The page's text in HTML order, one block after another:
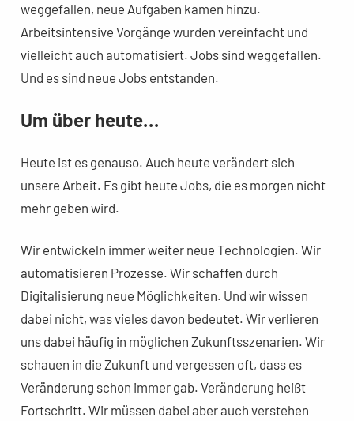
weggefallen, neue Aufgaben kamen hinzu.
Arbeitsintensive Vorgänge wurden vereinfacht und
vielleicht auch automatisiert. Jobs sind weggefallen.
Und es sind neue Jobs entstanden.
Um über heute…
Heute ist es genauso. Auch heute verändert sich
unsere Arbeit. Es gibt heute Jobs, die es morgen nicht
mehr geben wird.
Wir entwickeln immer weiter neue Technologien. Wir
automatisieren Prozesse. Wir schaffen durch
Digitalisierung neue Möglichkeiten. Und wir wissen
dabei nicht, was vieles davon bedeutet. Wir verlieren
uns dabei häufig in möglichen Zukunftsszenarien. Wir
schauen in die Zukunft und vergessen oft, dass es
Veränderung schon immer gab. Veränderung heißt
Fortschritt. Wir müssen dabei aber auch verstehen